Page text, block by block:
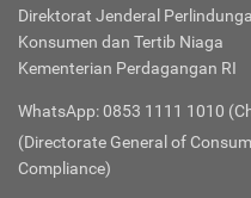
Direktorat Jenderal
Konsumen dan Tertib Niaga
Kementerian Perdagangan RI
WhatsApp: 0853 1111 1010
(Directorate General of
Compliance)